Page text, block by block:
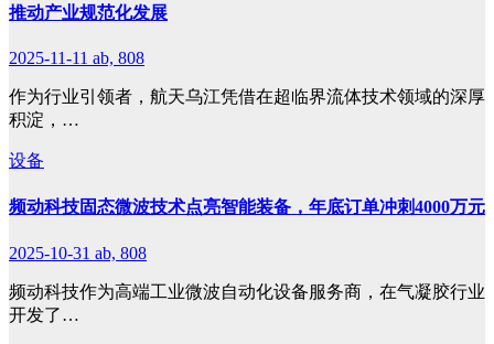
推动产业规范化发展
2025-11-11 ab, 808
作为行业引领者，航天乌江凭借在超临界流体技术领域的深厚
积淀，…
设备
频动科技固态微波技术点亮智能装备，年底订单冲刺4000万元
2025-10-31 ab, 808
频动科技作为高端工业微波自动化设备服务商，在气凝胶行业
开发了…